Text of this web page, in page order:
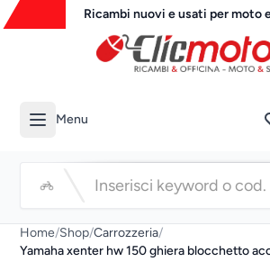
Ricambi nuovi e usati per moto
Menu
Home/Shop/Carrozzeria/
Yamaha xenter hw 150 ghiera blocchetto